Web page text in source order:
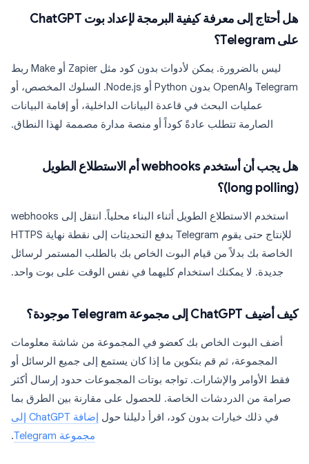
هل أحتاج إلى معرفة كيفية البرمجة لإعداد بوت ChatGPT
على Telegram؟
ليس بالضرورة. يمكن لأدوات بدون كود مثل Zapier أو Make ربط
Telegram وOpenAI بدون Python أو Node.js. السلوك المخصص، أو
عمليات البحث في قاعدة البيانات الداخلية، أو إقامة البيانات
الصارمة تتطلب عادةً كوداً أو منصة مدارة مصممة لهذا النطاق.
هل يجب أن أستخدم webhooks أم الاستطلاع الطويل
(long polling)؟
استخدم الاستطلاع الطويل أثناء البناء محلياً. انتقل إلى webhooks
للإنتاج حتى يقوم Telegram بدفع التحديثات إلى نقطة نهاية HTTPS
الخاصة بك بدلاً من قيام البوت الخاص بك بالطلب المستمر لرسائل
جديدة. لا يمكنك استخدام كليهما في نفس الوقت على بوت واحد.
كيف أضيف ChatGPT إلى مجموعة Telegram موجودة؟
أضف البوت الخاص بك كعضو في المجموعة من شاشة معلومات
المجموعة، ثم قم بتكوين ما إذا كان يستمع إلى جميع الرسائل أو
فقط الأوامر والإشارات. تواجه بوتات المجموعات حدود إرسال أكثر
صرامة من الدردشات الخاصة. للحصول على مقارنة بين الطرق بما
في ذلك خيارات بدون كود، اقرأ دليلنا حول
إضافة ChatGPT إلى
مجموعة Telegram
.